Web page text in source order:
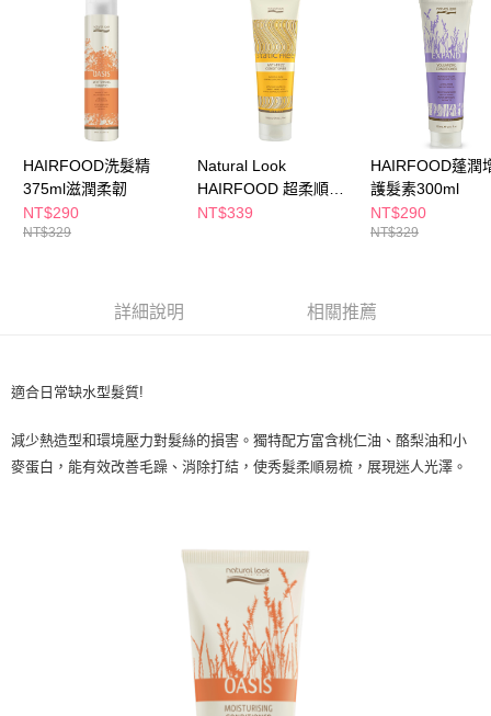
AFTEE先享後付是「在收到商品之後才付款」的支付方式。 讓您購物簡單
便利好安心！
１．簡單：不需註冊會員、不需綁卡、不需儲值。
２．便利：只要手機號碼，簡訊認證，即可結帳。
３．安心：先確認商品／服務後，再付款。
【「AFTEE先享後付」結帳流程】
１．於結帳方式選擇「AFTEE先享後付」後，將跳轉至「AFTEE先享後付」
結帳頁面，進行簡訊認證並確認金額後，即可完成結帳。
２．訂單成立數日內，您將收到繳費通知簡訊。
３．收到繳費通知簡訊後14天內，點擊此簡訊中的連結，可透過四大超商／
ATM／網路銀行／等多元方式進行付款，方視為交易完成。
※ 交易是否成功請以「AFTEE先享後付 」之結帳頁面顯示為準，若有關於
【注意事項】
權轉讓予恩沛科技股份有限公司。
２．關於個人資料處理事宜，請瀏覽以下網址：
４．使用「AFTEE先享後付」時，將依據個別帳號之用戶狀況，依本公司即
時審查核予不同之上限額度；若仍有額度不足之情形，本公司將視審查結果
５．嚴禁一人註冊多個帳號或使用他人資訊註冊。若發現惡意使用之情形，
恩沛科技股份有限公司將有權停止該用戶之使用額度並採取法律行動。
運送方式
全家取貨付款
每筆NT$65，滿NT$390(含以上)免運費
付款後全家取貨
每筆NT$65，滿NT$390(含以上)免運費
萊爾富取貨付款
付款後萊爾富取貨
付款後7-11取貨
每筆NT$100，滿NT$790(含以上)免運費
付款後寶雅門市自取(由倉庫統一出貨)
每筆NT$80，滿NT$290(含以上)免運費
HAIRFOOD洗髮精
375ml滋潤柔韌
NT$290
NT$329
Natural Look
HAIRFOOD 超柔順抗
毛躁護髮素300ml
NT$339
HAIRFOOD蓬潤
護髮素300ml
NT$290
NT$329
詳細說明 相關推薦
適合日常缺水型髮質!
減少熱造型和環境壓力對髮絲的損害。獨特配方富含桃仁油、酪梨油和小
麥蛋白，能有效改善毛躁、消除打結，使秀髮柔順易梳，展現迷人光澤。